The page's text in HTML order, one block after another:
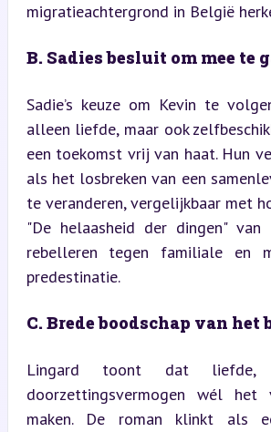
migratieachtergrond in België
B. Sadies besluit om mee te
Sadie’s keuze om Kevin te
alleen liefde, maar ook
een toekomst vrij van haat. Hun
als het losbreken van een
te veranderen, vergelijkbaar met
"De helaasheid der dingen" van
rebelleren tegen familiale en
predestinatie.
C. Brede boodschap van het
Lingard toont dat liefde,
doorzettingsvermogen wél het
maken. De roman klinkt als